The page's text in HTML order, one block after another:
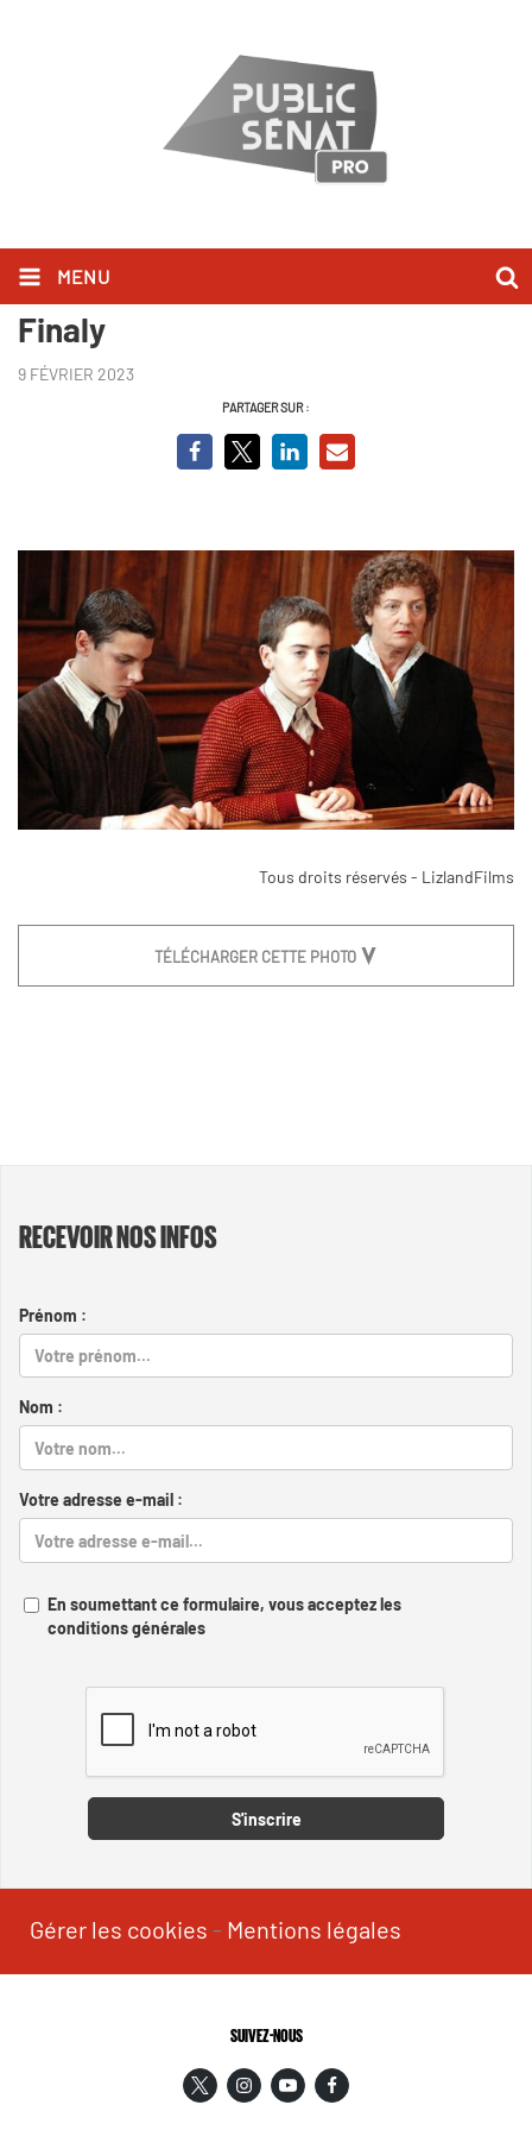
MENU
Une enfance volée : L'affaire
Finaly
9 FÉVRIER 2023
PARTAGER SUR :
Tous droits réservés - LizlandFilms
TÉLÉCHARGER CETTE PHOTO
RECEVOIR NOS INFOS
Prénom :
Nom :
Votre adresse e-mail :
En soumettant ce formulaire, vous acceptez les
conditions générales
S'inscrire
Gérer les cookies - Mentions légales
SUIVEZ-NOUS